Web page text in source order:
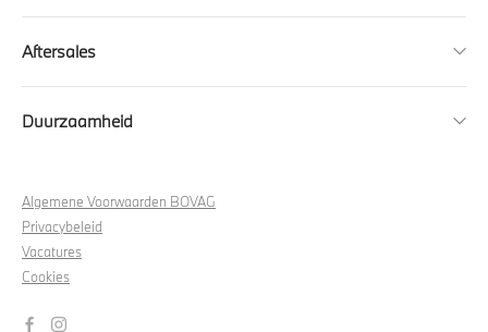
Aftersales
Duurzaamheid
Algemene Voorwaarden BOVAG
Privacybeleid
Vacatures
Cookies